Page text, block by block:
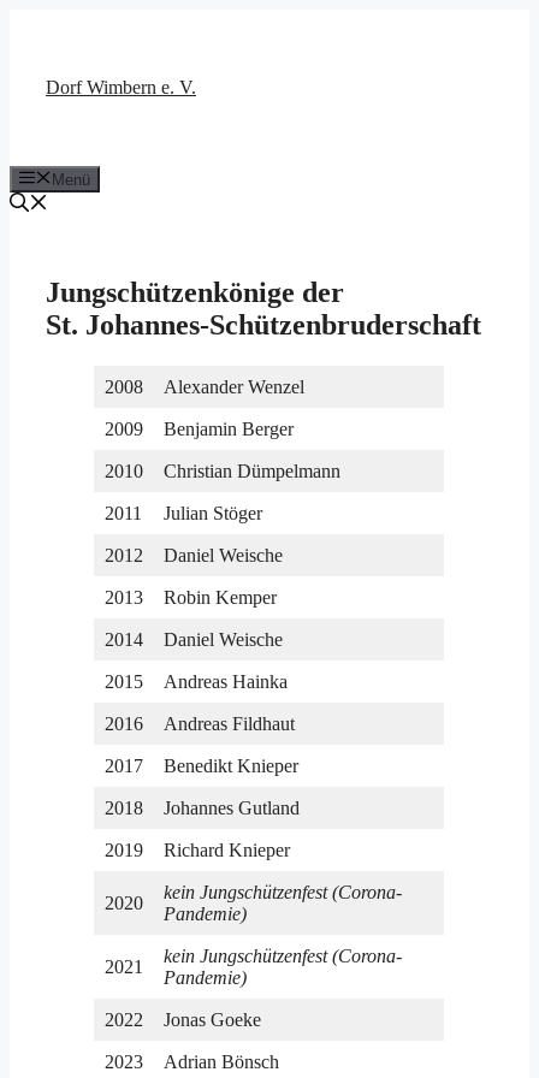
Dorf Wimbern e. V.
Menü
Jungschützenkönige der
St. Johannes-Schützenbruderschaft
2008 Alexander Wenzel
2009 Benjamin Berger
2010 Christian Dümpelmann
2011 Julian Stöger
2012 Daniel Weische
2013 Robin Kemper
2014 Daniel Weische
2015 Andreas Hainka
2016 Andreas Fildhaut
2017 Benedikt Knieper
2018 Johannes Gutland
2019 Richard Knieper
2020
kein Jungschützenfest (Corona-
Pandemie)
2021
kein Jungschützenfest (Corona-
Pandemie)
2022 Jonas Goeke
2023 Adrian Bönsch